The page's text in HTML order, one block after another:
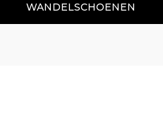
WANDELSCHOENEN